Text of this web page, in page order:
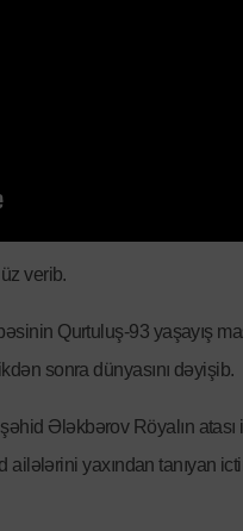
verib.
Qurtuluş-93 yaşayış
sonra dünyasını dəyişib.
Ələkbərov Röyalın
ailələrini yaxından tanıyan